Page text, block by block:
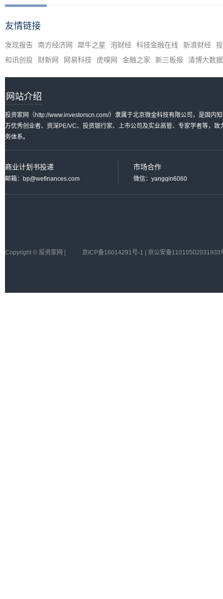
友情链接
发现报告 南方经济网 犀牛之星 泡财经 科技金融在线 新浪财经
和讯创投
财新网 网易科技 虎嗅网 金融之家 新三板报 清博大数据
网站介绍
投资家网（http://www.investorscn.com/）隶属于北京微金科技有限公司，是国内
万优秀创业者、资深PE/VC、投资银行家、上市公司及实业高管、专家学者等，
务体系。
商业计划书投递
邮箱：bp@wefinances.com
市场合作
微信：yangqin6060
Copyright © 投资家网 | 京ICP备16014291号-1 | 京公安备11010502031933